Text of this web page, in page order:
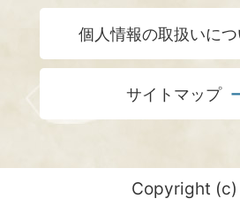
個人情報の取扱いにつ
サイトマップ
Copyright (c)